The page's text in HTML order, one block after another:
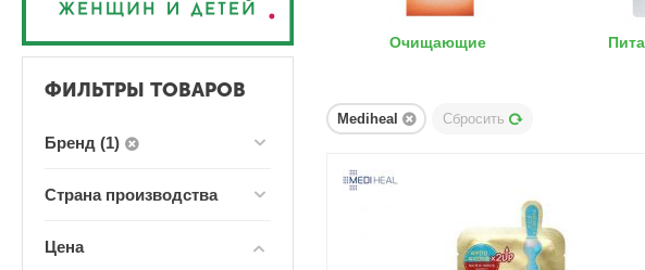
Очищающие
Mediheal Сбросить
ФИЛЬТРЫ ТОВАРОВ
Бренд (1)
Страна производства
Цена